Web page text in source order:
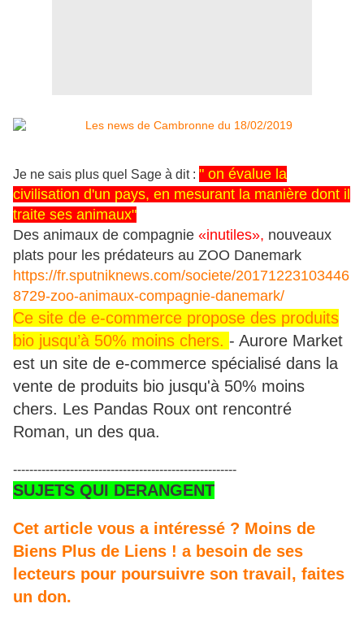
Je ne sais plus quel Sage à dit : " on évalue la
civilisation d'un pays, en mesurant la manière dont il
traite ses animaux"
Des animaux de compagnie «inutiles», nouveaux
plats pour les prédateurs au ZOO Danemark
https://fr.sputniknews.com/societe/20171223103446
8729-zoo-animaux-compagnie-danemark/
Ce site de e-commerce propose des produits
bio jusqu’à 50% moins chers. - Aurore Market
est un site de e-commerce spécialisé dans la
vente de produits bio jusqu'à 50% moins
chers. Les Pandas Roux ont rencontré
Roman, un des qua.
-------------------------------------------------------
SUJETS QUI DERANGENT
Cet article vous a intéressé ? Moins de
Biens Plus de Liens ! a besoin de ses
lecteurs pour poursuivre son travail, faites
un don.